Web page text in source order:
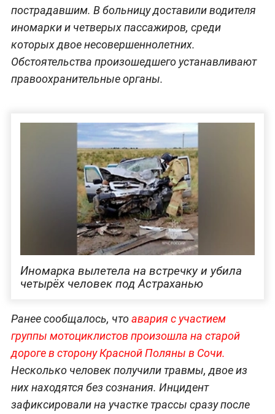
пострадавшим. В больницу доставили водителя
иномарки и четверых пассажиров, среди
которых двое несовершеннолетних.
Обстоятельства произошедшего устанавливают
правоохранительные органы.
Иномарка вылетела на встречку и убила
четырёх человек под Астраханью
Ранее сообщалось, чтоавария с участием
группы мотоциклистов произошла на старой
дороге в сторону Красной Поляны в Сочи.
Несколько человек получили травмы, двое из
них находятся без сознания. Инцидент
зафиксировали на участке трассы сразу после